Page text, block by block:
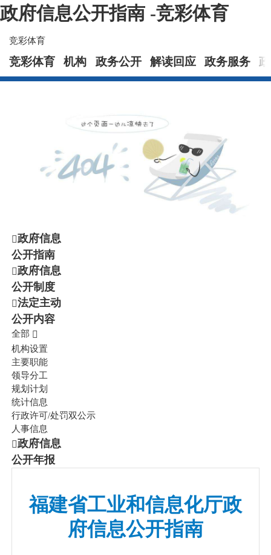
政府信息公开指南 -竞彩体育
竞彩体育
竞彩体育 机构 政务公开 解读回应 政务服务
政府信息
公开指南
政府信息
公开制度
法定主动
公开内容
全部
机构设置
主要职能
领导分工
规划计划
统计信息
行政许可/处罚双公示
人事信息
政府信息
公开年报
福建省工业和信息化厅政
府信息公开指南